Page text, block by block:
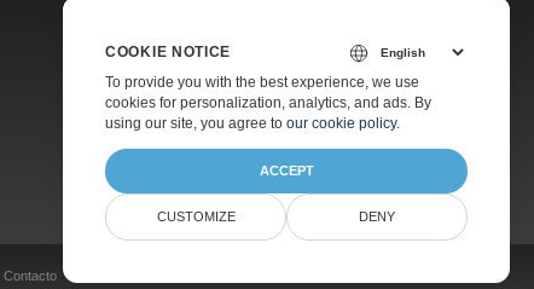
Precios
Soporte De Pago
Acerca De
Contacto
COOKIE NOTICE
To provide you with the best experience, we use
cookies for personalization, analytics, and ads. By
using our site, you agree to our cookie policy.
ACCEPT
CUSTOMIZE DENY